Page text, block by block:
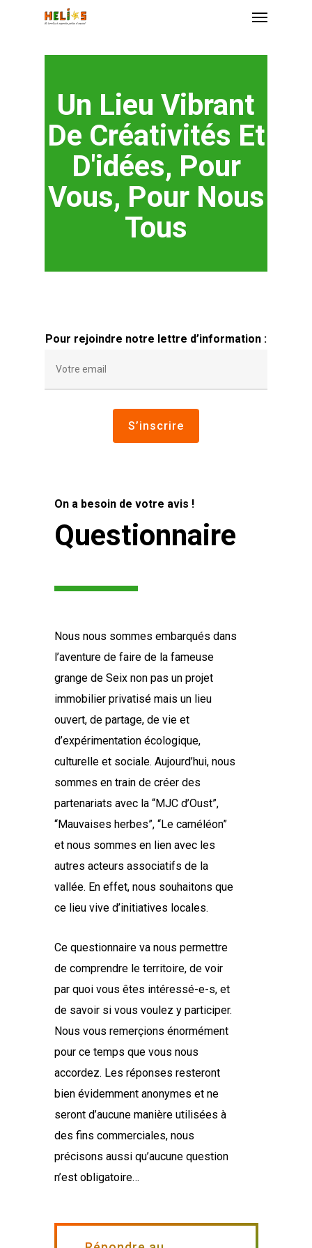
Un Lieu Vibrant
De Créativités Et
D'idées, Pour
Vous, Pour Nous
Tous
Pour rejoindre notre lettre d’information :
On a besoin de votre avis !
Questionnaire
Nous nous sommes embarqués dans
l’aventure de faire de la fameuse
grange de Seix non pas un projet
immobilier privatisé mais un lieu
ouvert, de partage, de vie et
d’expérimentation écologique,
culturelle et sociale. Aujourd’hui, nous
sommes en train de créer des
partenariats avec la “MJC d’Oust”,
“Mauvaises herbes”, “Le caméléon”
et nous sommes en lien avec les
autres acteurs associatifs de la
vallée. En effet, nous souhaitons que
ce lieu vive d’initiatives locales.
Ce questionnaire va nous permettre
de comprendre le territoire, de voir
par quoi vous êtes intéressé-e-s, et
de savoir si vous voulez y participer.
Nous vous remerçions énormément
pour ce temps que vous nous
accordez. Les réponses resteront
bien évidemment anonymes et ne
seront d’aucune manière utilisées à
des fins commerciales, nous
précisons aussi qu’aucune question
n’est obligatoire…